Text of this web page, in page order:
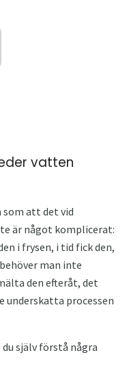
vatten
som att det vid
är något komplicerat:
i frysen, i tid fick den,
man inte
den efteråt, det
underskatta processen
själv förstå några